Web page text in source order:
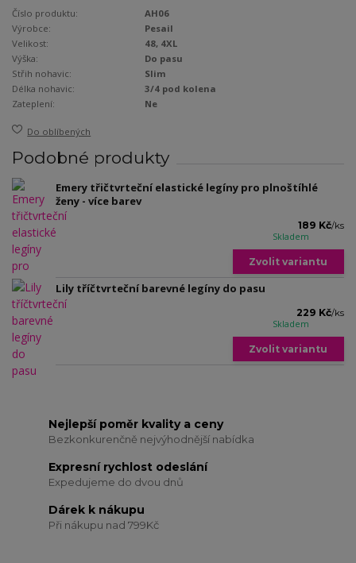
Číslo produktu:
AH06
Výrobce:
Pesail
Velikost:
48, 4XL
Výška:
Do pasu
Střih nohavic:
Slim
Délka nohavic:
3/4 pod kolena
Zateplení:
Ne
Do oblíbených
Podobné produkty
Emery třičtvrteční elastické legíny pro plnoštíhlé
ženy - více barev
189 Kč/ks
Skladem
Zvolit variantu
Lily tříčtvrteční barevné legíny do pasu
229 Kč/ks
Skladem
Zvolit variantu
Nejlepší poměr kvality a ceny
Bezkonkurenčně nejvýhodnější nabídka
Expresní rychlost odeslání
Expedujeme do dvou dnů
Dárek k nákupu
Při nákupu nad 799Kč